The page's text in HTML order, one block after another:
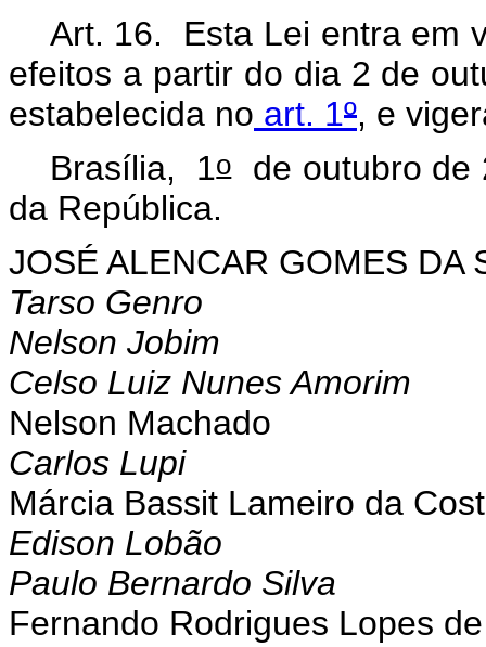
Art. 16. Esta Lei entra em
efeitos a partir do dia 2 de
estabelecida no art. 1º, e
Brasília, 1ode outubro de
da República.
JOSÉ ALENCAR GOMES DA
Tarso Genro
Nelson Jobim
Celso Luiz Nunes Amorim
Nelson Machado
Carlos Lupi
Márcia Bassit Lameiro da
Edison Lobão
Paulo Bernardo Silva
Fernando Rodrigues Lopes